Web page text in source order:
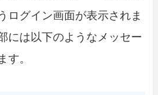
ログイン画面が表示されま
には以下のようなメッセー
す。